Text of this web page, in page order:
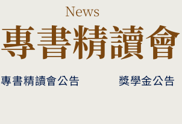
News
專書精讀會
專書精讀會公告 獎學金公告